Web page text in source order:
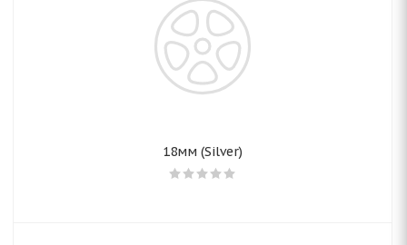
18мм (Silver)